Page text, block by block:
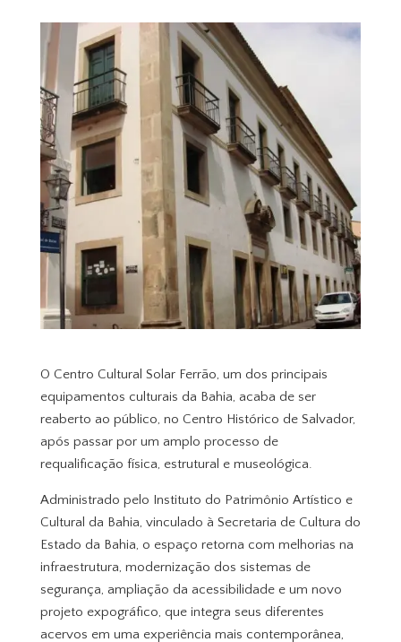
O Centro Cultural Solar Ferrão, um dos principais
equipamentos culturais da Bahia, acaba de ser
reaberto ao público, no Centro Histórico de Salvador,
após passar por um amplo processo de
requalificação física, estrutural e museológica.
Administrado pelo Instituto do Patrimônio Artístico e
Cultural da Bahia, vinculado à Secretaria de Cultura do
Estado da Bahia, o espaço retorna com melhorias na
infraestrutura, modernização dos sistemas de
segurança, ampliação da acessibilidade e um novo
projeto expográfico, que integra seus diferentes
acervos em uma experiência mais contemporânea,